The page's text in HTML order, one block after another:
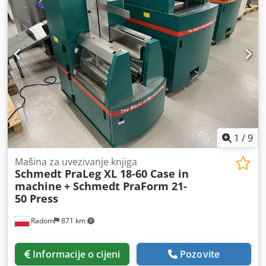
1 /9
Radom 871 km
Mašina za uvezivanje knjiga
Schmedt PraLeg XL 18-60 Case in
machine + Schmedt PraForm 21-
50 Press
Informacije o cijeni Pozovite